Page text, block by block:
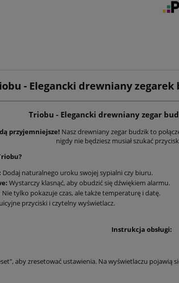
- Elegancki drewniany zegarek
Triobu - Elegancki drewniany zegar
przyjemniejsze! Nasz drewniany zegar budzik to
nigdy nie będziesz musiał szukać
Dodaj naturalnego uroku swojej sypialni czy biuru.
Wystarczy klasnąć, aby obudzić się dźwiękiem alarmu.
Nie tylko pokazuje czas, ale także temperaturę i datę.
przyciski i czytelny wyświetlacz.
Instrukcja obsługi:
aby zresetować ustawienia. Na wyświetlaczu pojawią